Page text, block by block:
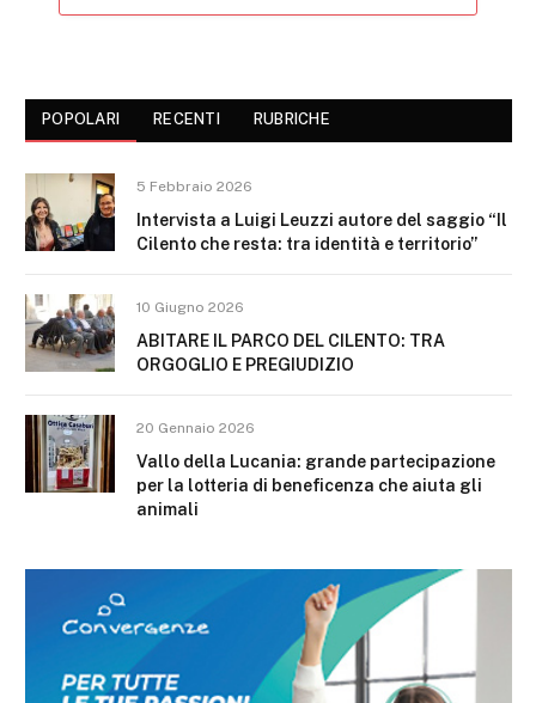
POPOLARI RECENTI RUBRICHE
5 Febbraio 2026
Intervista a Luigi Leuzzi autore del saggio “Il
Cilento che resta: tra identità e territorio”
10 Giugno 2026
ABITARE IL PARCO DEL CILENTO: TRA
ORGOGLIO E PREGIUDIZIO
20 Gennaio 2026
Vallo della Lucania: grande partecipazione
per la lotteria di beneficenza che aiuta gli
animali